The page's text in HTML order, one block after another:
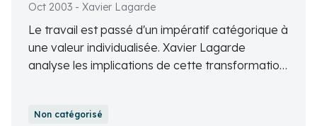
Oct 2003 - Xavier Lagarde
Le travail est passé d'un impératif catégorique à
une valeur individualisée. Xavier Lagarde
analyse les implications de cette transformation,
équilibre entre les aspirations individuelles et les
Non catégorisé